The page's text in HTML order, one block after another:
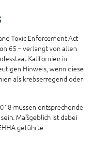
Toxic Enforcement Act
65 – verlangt von allen
Kalifornien in
Hinweis, wenn diese
als krebserregend oder
müssen entsprechende
Maßgeblich ist dabei
geführte